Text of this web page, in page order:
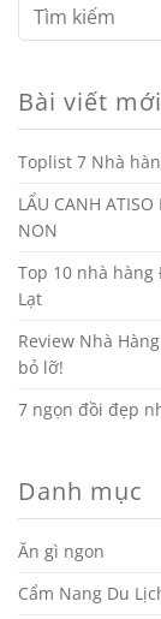
Bài viết mới
Toplist 7 Nhà
LẨU CANH
NON
Top 10 nhà
Lạt
Review Nhà
bỏ lỡ!
7 ngọn đồi đẹp
Danh mục
Ăn gì ngon
Cẩm Nang Du